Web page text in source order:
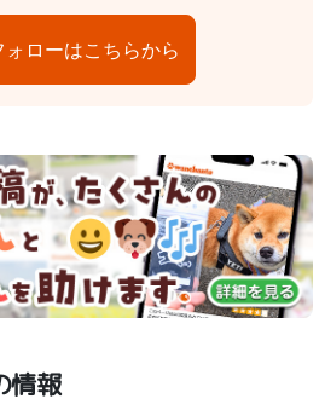
ローはこちらから
情報